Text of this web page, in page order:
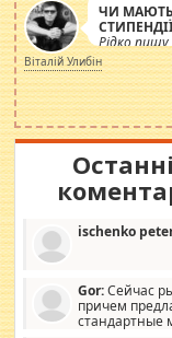
ЧИ МАЮТЬ
Рідко
просто
навколо
Віталій Улибін
Останні
ischenko
Gor:Сейчас
причем
стандартные